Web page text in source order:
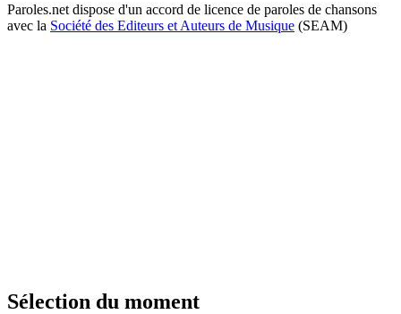
Paroles.net dispose d'un accord de licence de paroles de chansons
avec la Société des Editeurs et Auteurs de Musique (SEAM)
Sélection du moment